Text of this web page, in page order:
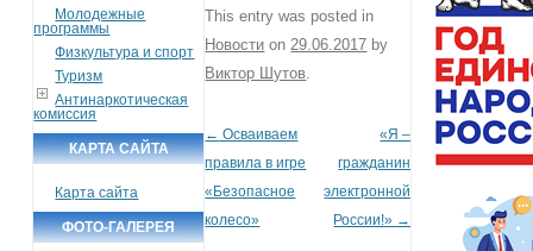
Молодежные
программы
Физкультура и спорт
Туризм
Антинаркотическая
комиссия
КАРТА САЙТА
Карта сайта
ФОТО-ГАЛЕРЕЯ
This entry was posted in
Новости on 29.06.2017 by
Виктор Шутов
Post navigation
← Осваиваем
правила в игре
«Безопасное
колесо»
«Я –
гражданин
электронной
России!» →